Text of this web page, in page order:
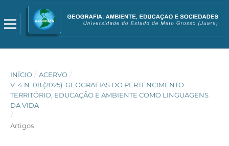
INÍCIO / ACERVO /
V. 4 N. 08 (2025): GEOGRAFIAS DO PERTENCIMENTO:
TERRITÓRIO, EDUCAÇÃO E AMBIENTE COMO LINGUAGENS
DA VIDA
/
Artigos